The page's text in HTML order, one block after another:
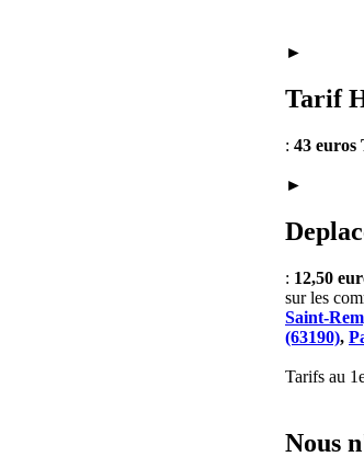
►
Tarif
: 43 euros
►
: 12,50
sur les
Saint-
(63190),
Tarifs au
Nous